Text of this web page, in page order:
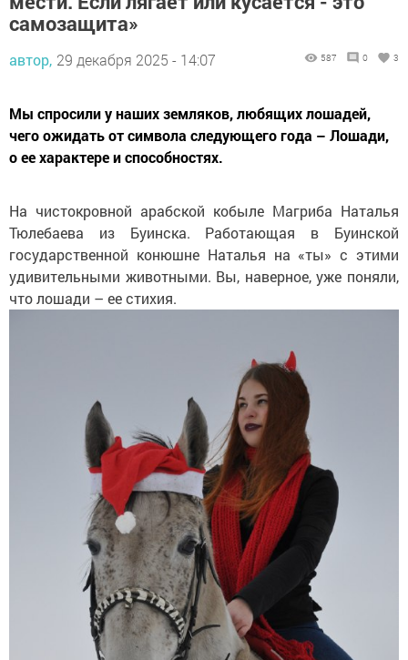
самозащита»
автор, 29 декабря 2025 - 14:07 587 0 3
Мы спросили у наших земляков, любящих лошадей,
чего ожидать от символа следующего года – Лошади,
о ее характере и способностях.
На чистокровной арабской кобыле Магриба Наталья
Тюлебаева из Буинска. Работающая в Буинской
государственной конюшне Наталья на «ты» с этими
удивительными животными. Вы, наверное, уже поняли,
что лошади – ее стихия.